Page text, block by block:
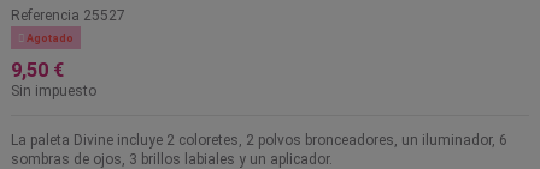
Referencia 25527
 Agotado
9,50 €
Sin impuesto
La paleta Divine incluye 2 coloretes, 2 polvos bronceadores, un iluminador, 6
sombras de ojos, 3 brillos labiales y un aplicador.